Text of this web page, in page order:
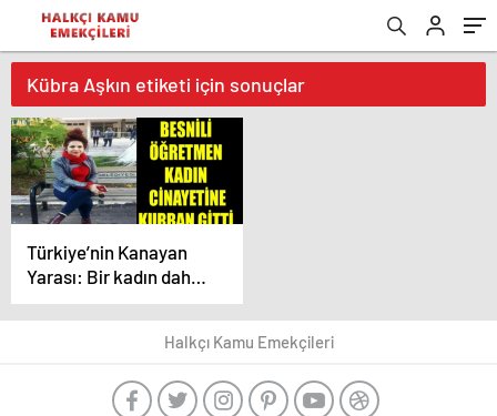
Kübra Aşkın etiketi için sonuçlar
Türkiye’nin Kanayan
Yarası: Bir kadın daha
sokak ortasında
öldürüldü!
Halkçı Kamu Emekçileri